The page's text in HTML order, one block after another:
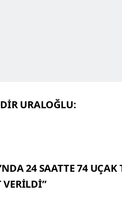
URALOĞLU:
24 SAATTE 74 UÇAK
VERİLDİ”